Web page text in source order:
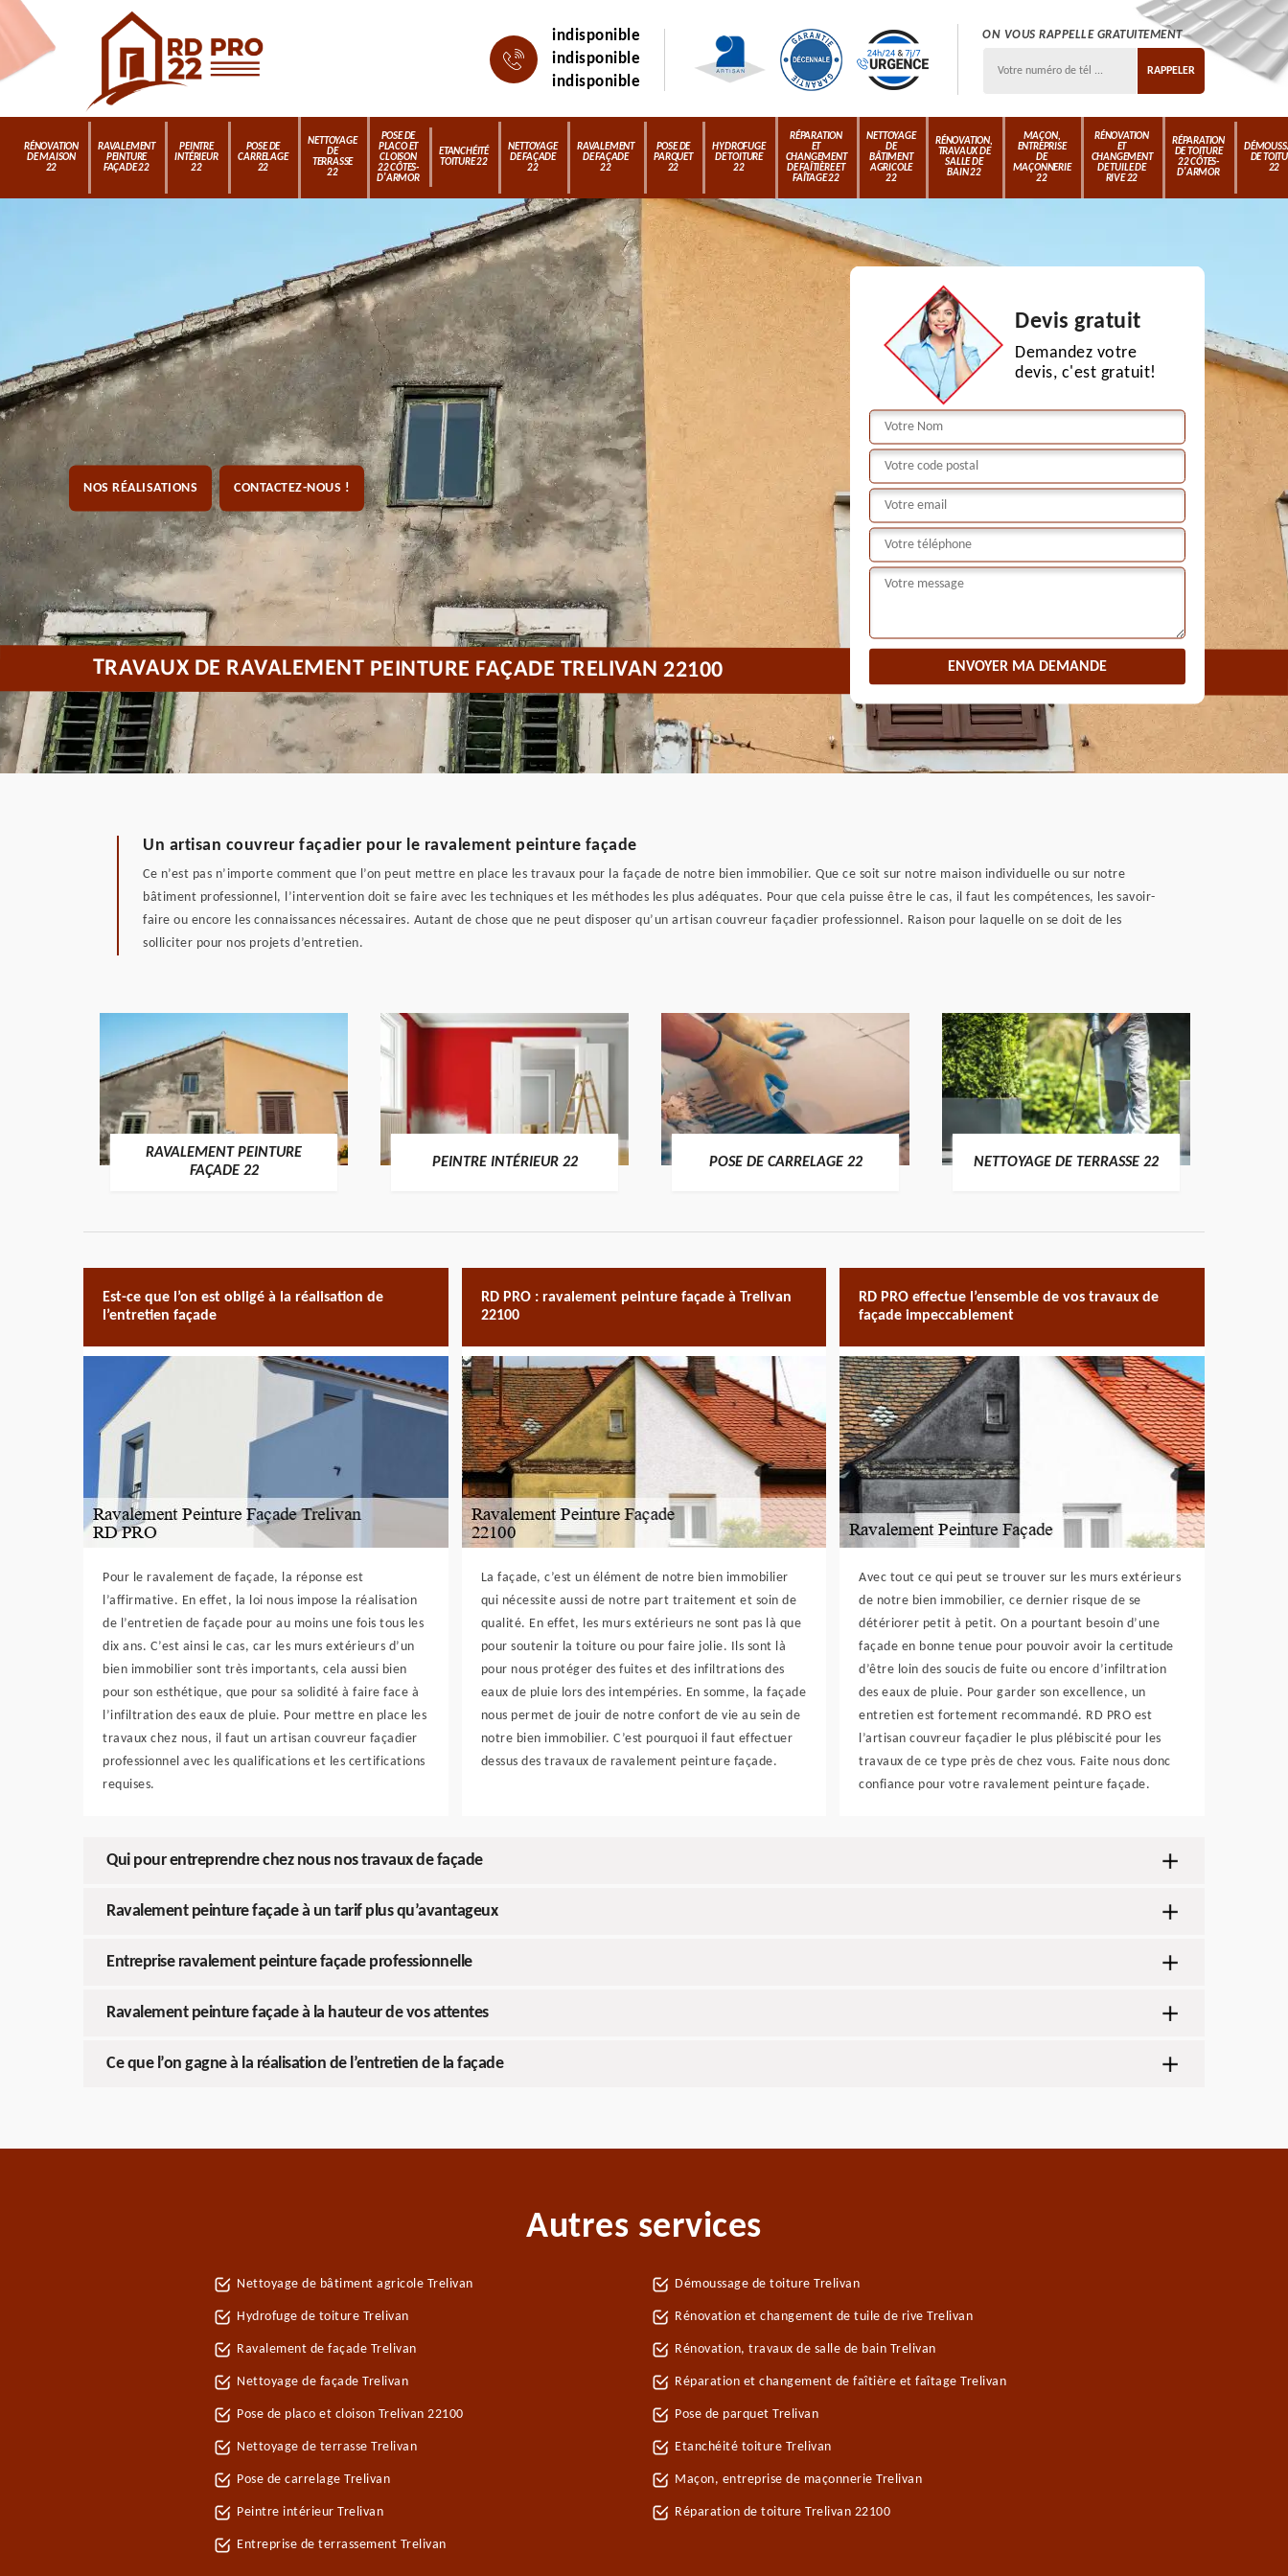
indisponible
indisponible
indisponible
ON VOUS RAPPELLE GRATUITEMENT
RÉNOVATION
DE MAISON
22
RAVALEMENT
PEINTURE
FAÇADE 22
PEINTRE
INTÉRIEUR
22
POSE DE
CARRELAGE
22
NETTOYAGE
DE
TERRASSE
22
POSE DE
PLACO ET
CLOISON
22 CÔTES-
D'ARMOR
ETANCHÉITÉ
TOITURE 22
NETTOYAGE
DE FAÇADE
22
RAVALEMENT
DE FAÇADE
22
POSE DE
PARQUET
22
HYDROFUGE
DE TOITURE
22
RÉPARATION
ET
CHANGEMENT
DE FAÎTIÈRE ET
FAÎTAGE 22
NETTOYAGE
DE
BÂTIMENT
AGRICOLE
22
RÉNOVATION,
TRAVAUX DE
SALLE DE
BAIN 22
MAÇON,
ENTREPRISE
DE
MAÇONNERIE
22
RÉNOVATION
ET
CHANGEMENT
DE TUILE DE
RIVE 22
RÉPARATION
DE TOITURE
22 CÔTES-
D'ARMOR
DE
22
NOS RÉALISATIONS CONTACTEZ-NOUS !
Devis gratuit
Demandez votre
devis, c'est gratuit!
TRAVAUX DE RAVALEMENT PEINTURE FAÇADE TRELIVAN 22100
Un artisan couvreur façadier pour le ravalement peinture façade
Ce n’est pas n’importe comment que l’on peut mettre en place les travaux pour la façade de notre bien immobilier. Que ce soit sur notre maison individuelle ou sur notre
bâtiment professionnel, l’intervention doit se faire avec les techniques et les méthodes les plus adéquates. Pour que cela puisse être le cas, il faut les compétences, les savoir-
faire ou encore les connaissances nécessaires. Autant de chose que ne peut disposer qu’un artisan couvreur façadier professionnel. Raison pour laquelle on se doit de les
solliciter pour nos projets d’entretien.
RAVALEMENT PEINTURE
FAÇADE 22
PEINTRE INTÉRIEUR 22 POSE DE CARRELAGE 22 NETTOYAGE DE TERRASSE 22
Est-ce que l’on est obligé à la réalisation de
l’entretien façade
Pour le ravalement de façade, la réponse est
l’affirmative. En effet, la loi nous impose la réalisation
de l’entretien de façade pour au moins une fois tous les
dix ans. C’est ainsi le cas, car les murs extérieurs d’un
bien immobilier sont très importants, cela aussi bien
pour son esthétique, que pour sa solidité à faire face à
l’infiltration des eaux de pluie. Pour mettre en place les
travaux chez nous, il faut un artisan couvreur façadier
professionnel avec les qualifications et les certifications
requises.
RD PRO : ravalement peinture façade à Trelivan
22100
La façade, c’est un élément de notre bien immobilier
qui nécessite aussi de notre part traitement et soin de
qualité. En effet, les murs extérieurs ne sont pas là que
pour soutenir la toiture ou pour faire jolie. Ils sont là
pour nous protéger des fuites et des infiltrations des
eaux de pluie lors des intempéries. En somme, la façade
nous permet de jouir de notre confort de vie au sein de
notre bien immobilier. C’est pourquoi il faut effectuer
dessus des travaux de ravalement peinture façade.
RD PRO effectue l’ensemble de vos travaux de
façade impeccablement
Avec tout ce qui peut se trouver sur les murs extérieurs
de notre bien immobilier, ce dernier risque de se
détériorer petit à petit. On a pourtant besoin d’une
façade en bonne tenue pour pouvoir avoir la certitude
d’être loin des soucis de fuite ou encore d’infiltration
des eaux de pluie. Pour garder son excellence, un
entretien est fortement recommandé. RD PRO est
l’artisan couvreur façadier le plus plébiscité pour les
travaux de ce type près de chez vous. Faite nous donc
confiance pour votre ravalement peinture façade.
Qui pour entreprendre chez nous nos travaux de façade
Ravalement peinture façade à un tarif plus qu’avantageux
Entreprise ravalement peinture façade professionnelle
Ravalement peinture façade à la hauteur de vos attentes
Ce que l’on gagne à la réalisation de l’entretien de la façade
Autres services
Nettoyage de bâtiment agricole Trelivan
Hydrofuge de toiture Trelivan
Ravalement de façade Trelivan
Nettoyage de façade Trelivan
Pose de placo et cloison Trelivan 22100
Nettoyage de terrasse Trelivan
Pose de carrelage Trelivan
Peintre intérieur Trelivan
Entreprise de terrassement Trelivan
Démoussage de toiture Trelivan
Rénovation et changement de tuile de rive Trelivan
Rénovation, travaux de salle de bain Trelivan
Réparation et changement de faîtière et faîtage Trelivan
Pose de parquet Trelivan
Etanchéité toiture Trelivan
Maçon, entreprise de maçonnerie Trelivan
Réparation de toiture Trelivan 22100